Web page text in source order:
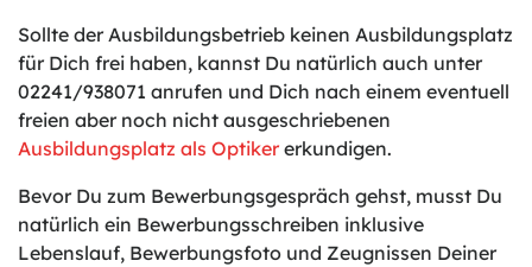
Sollte der Ausbildungsbetrieb keinen Ausbildungsplatz
für Dich frei haben, kannst Du natürlich auch unter
02241/938071 anrufen und Dich nach einem eventuell
freien aber noch nicht ausgeschriebenen
Ausbildungsplatz als Optiker erkundigen.
Bevor Du zum Bewerbungsgespräch gehst, musst Du
natürlich ein Bewerbungsschreiben inklusive
Lebenslauf, Bewerbungsfoto und Zeugnissen Deiner